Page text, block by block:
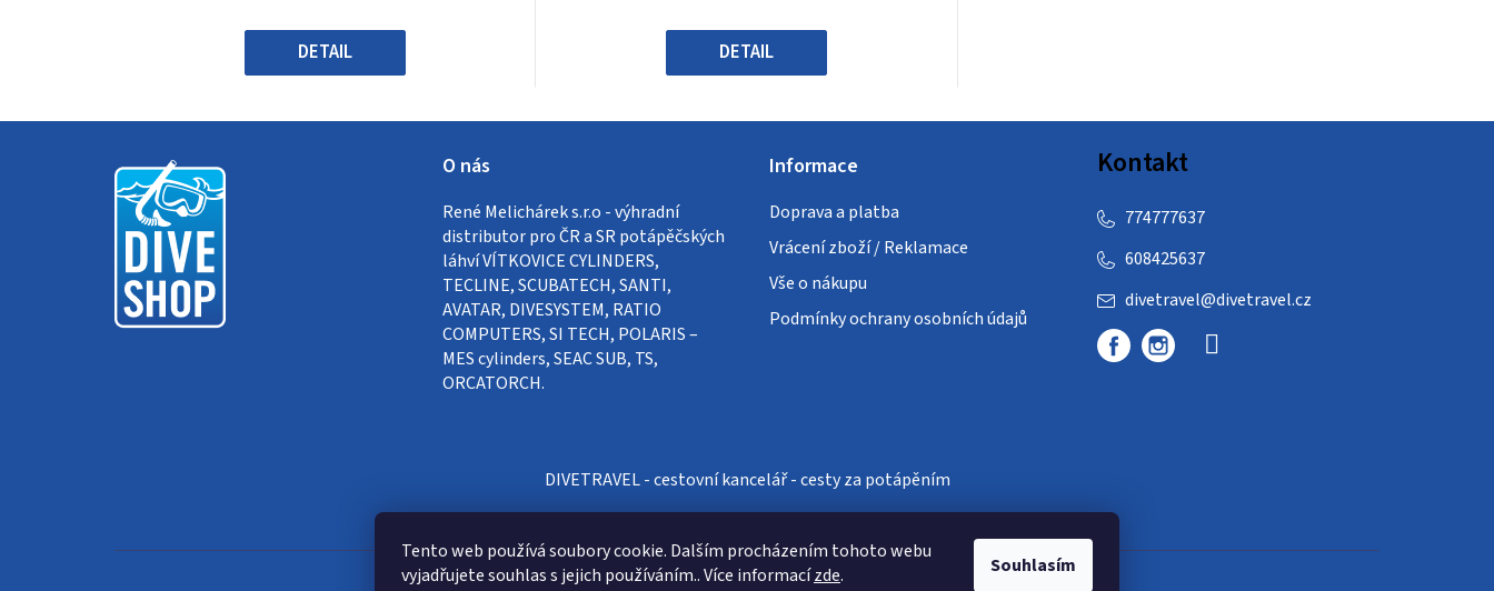
Tento web používá soubory cookie. Dalším procházením tohoto webu
vyjadřujete souhlas s jejich používáním.. Více informacízde. Souhlasím
hvězdiček.
DETAIL
hvězdiček.
DETAIL
O nás
René Melichárek s.r.o - výhradní
distributor pro ČR a SR potápěčských
láhví VÍTKOVICE CYLINDERS,
TECLINE, SCUBATECH, SANTI,
AVATAR, DIVESYSTEM, RATIO
COMPUTERS, SI TECH, POLARIS –
MES cylinders, SEAC SUB, TS,
ORCATORCH.
Informace
Doprava a platba
Vrácení zboží / Reklamace
Vše o nákupu
Podmínky ochrany osobních údajů
Kontakt
divetravel@divetravel.cz
608425637
774777637
DIVETRAVEL - cestovní kancelář - cesty za potápěním